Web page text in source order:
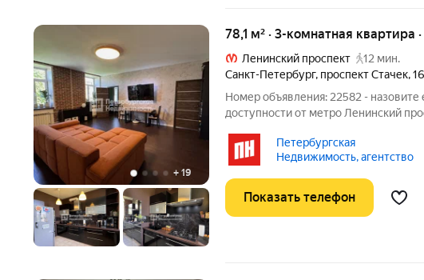
+ 19
78,1 м² · 3-комнатная квартира
Ленинский проспект
12 мин.
Санкт-Петербург, проспект Стачек,
Номер объявления: 22582 - назовите
доступности от метро Ленинский
районе. О квартире Квартира с
планировкой
Петербургская
Недвижимость, агентство
Показать телефон